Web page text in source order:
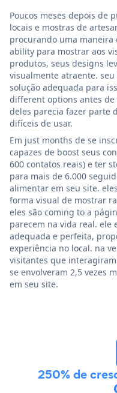
Poucos meses depois de
locais e mostras de
procurando uma
ability para mostrar aos
produtos, seus designs
visualmente atraente. seu
solução adequada para
different options antes
deles parecia fazer parte
difíceis de usar.
Em just months de se
capazes de boost seus
600 contatos reais) e ter
para mais de 6.000
alimentar em seu site.
forma visual de mostrar
eles são coming to a
parecem na vida real. ele
adequada e perfeita,
experiência no local. na
visitantes que
se envolveram 2,5 vezes
em seu site.
250% de